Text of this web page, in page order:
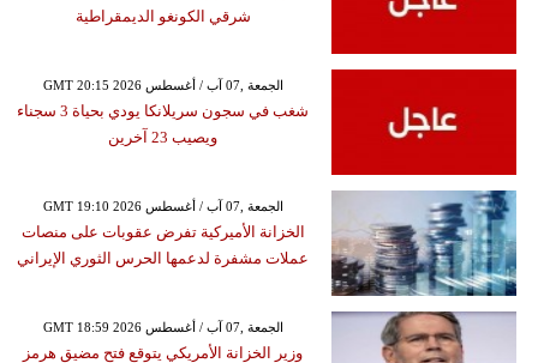
شرقي الكونغو الديمقراطية
GMT 20:15 2026 الجمعة ,07 آب / أغسطس
شغب في سجون سريلانكا يودي بحياة 3 سجناء
ويصيب 23 آخرين
GMT 19:10 2026 الجمعة ,07 آب / أغسطس
الخزانة الأميركية تفرض عقوبات على منصات
عملات مشفرة لدعمها الحرس الثوري الإيراني
GMT 18:59 2026 الجمعة ,07 آب / أغسطس
وزير الخزانة الأمريكي يتوقع فتح مضيق هرمز